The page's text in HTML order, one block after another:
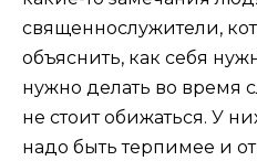
священнослужители,
объяснить, как себя
нужно делать во время
не стоит обижаться. У
надо быть терпимее и